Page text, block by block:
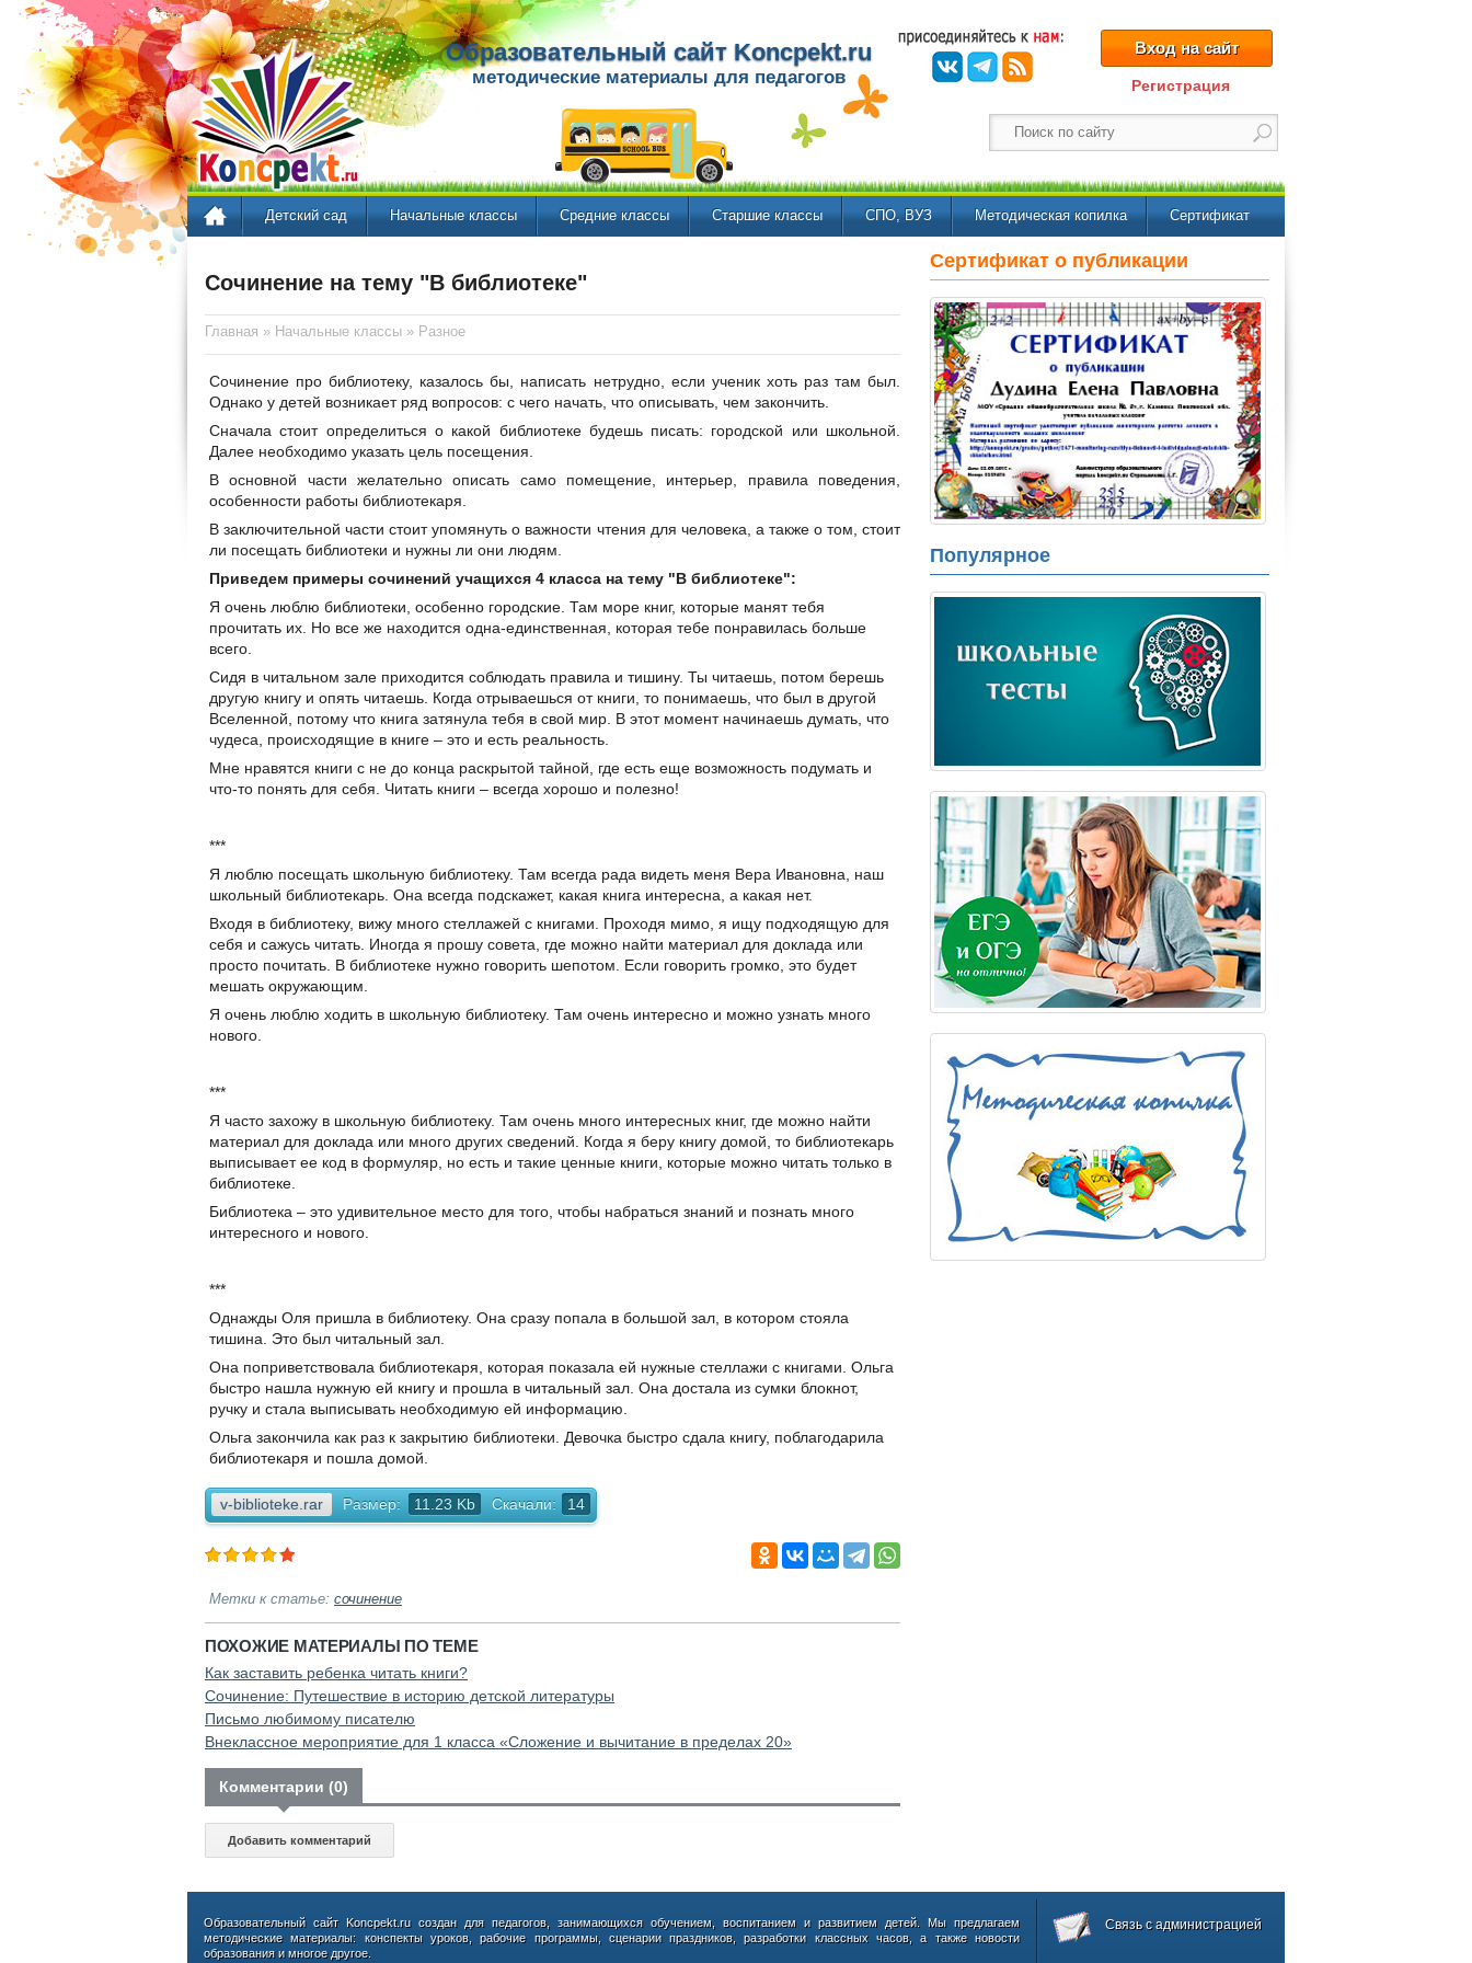
Образовательный сайт Koncpekt.ru
методические материалы для педагогов
Вход на сайт
Регистрация
Детский сад Начальные классы Средние классы Старшие классы СПО, ВУЗ Методическая копилка Сертификат
Сочинение на тему "В библиотеке"
Главная » Начальные классы » Разное
Сочинение про библиотеку, казалось бы, написать нетрудно, если ученик хоть раз там был.
Однако у детей возникает ряд вопросов: с чего начать, что описывать, чем закончить.
Сначала стоит определиться о какой библиотеке будешь писать: городской или школьной.
Далее необходимо указать цель посещения.
В основной части желательно описать само помещение, интерьер, правила поведения,
особенности работы библиотекаря.
В заключительной части стоит упомянуть о важности чтения для человека, а также о том, стоит
ли посещать библиотеки и нужны ли они людям.
Приведем примеры сочинений учащихся 4 класса на тему "В библиотеке":
Я очень люблю библиотеки, особенно городские. Там море книг, которые манят тебя
прочитать их. Но все же находится одна-единственная, которая тебе понравилась больше
всего.
Сидя в читальном зале приходится соблюдать правила и тишину. Ты читаешь, потом берешь
другую книгу и опять читаешь. Когда отрываешься от книги, то понимаешь, что был в другой
Вселенной, потому что книга затянула тебя в свой мир. В этот момент начинаешь думать, что
чудеса, происходящие в книге – это и есть реальность.
Мне нравятся книги с не до конца раскрытой тайной, где есть еще возможность подумать и
что-то понять для себя. Читать книги – всегда хорошо и полезно!
***
Я люблю посещать школьную библиотеку. Там всегда рада видеть меня Вера Ивановна, наш
школьный библиотекарь. Она всегда подскажет, какая книга интересна, а какая нет.
Входя в библиотеку, вижу много стеллажей с книгами. Проходя мимо, я ищу подходящую для
себя и сажусь читать. Иногда я прошу совета, где можно найти материал для доклада или
просто почитать. В библиотеке нужно говорить шепотом. Если говорить громко, это будет
мешать окружающим.
Я очень люблю ходить в школьную библиотеку. Там очень интересно и можно узнать много
нового.
***
Я часто захожу в школьную библиотеку. Там очень много интересных книг, где можно найти
материал для доклада или много других сведений. Когда я беру книгу домой, то библиотекарь
выписывает ее код в формуляр, но есть и такие ценные книги, которые можно читать только в
библиотеке.
Библиотека – это удивительное место для того, чтобы набраться знаний и познать много
интересного и нового.
***
Однажды Оля пришла в библиотеку. Она сразу попала в большой зал, в котором стояла
тишина. Это был читальный зал.
Она поприветствовала библиотекаря, которая показала ей нужные стеллажи с книгами. Ольга
быстро нашла нужную ей книгу и прошла в читальный зал. Она достала из сумки блокнот,
ручку и стала выписывать необходимую ей информацию.
Ольга закончила как раз к закрытию библиотеки. Девочка быстро сдала книгу, поблагодарила
библиотекаря и пошла домой.
v-biblioteke.rar Размер: 11.23 Kb Скачали: 14
Метки к статье: сочинение
ПОХОЖИЕ МАТЕРИАЛЫ ПО ТЕМЕ
Как заставить ребенка читать книги?
Сочинение: Путешествие в историю детской литературы
Письмо любимому писателю
Внеклассное мероприятие для 1 класса «Сложение и вычитание в пределах 20»
Комментарии (0)
Добавить комментарий
Сертификат о публикации
Популярное
Образовательный сайт Koncpekt.ru создан для педагогов, занимающихся обучением, воспитанием и развитием детей. Мы предлагаем
методические материалы: конспекты уроков, рабочие программы, сценарии праздников, разработки классных часов, а также новости
образования и многое другое.
Связь с администрацией